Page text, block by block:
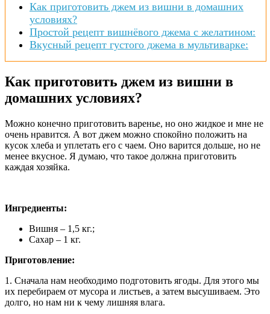
Как приготовить джем из вишни в домашних
условиях?
Простой рецепт вишнёвого джема с желатином:
Вкусный рецепт густого джема в мультиварке:
Как приготовить джем из вишни в
домашних условиях?
Можно конечно приготовить варенье, но оно жидкое и мне не
очень нравится. А вот джем можно спокойно положить на
кусок хлеба и уплетать его с чаем. Оно варится дольше, но не
менее вкусное. Я думаю, что такое должна приготовить
каждая хозяйка.
Ингредиенты:
Вишня – 1,5 кг.;
Сахар – 1 кг.
Приготовление:
1. Сначала нам необходимо подготовить ягоды. Для этого мы
их перебираем от мусора и листьев, а затем высушиваем. Это
долго, но нам ни к чему лишняя влага.